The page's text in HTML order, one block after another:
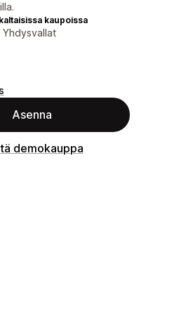
kaupoissa
Yhdysvallat
Asenna
demokauppa